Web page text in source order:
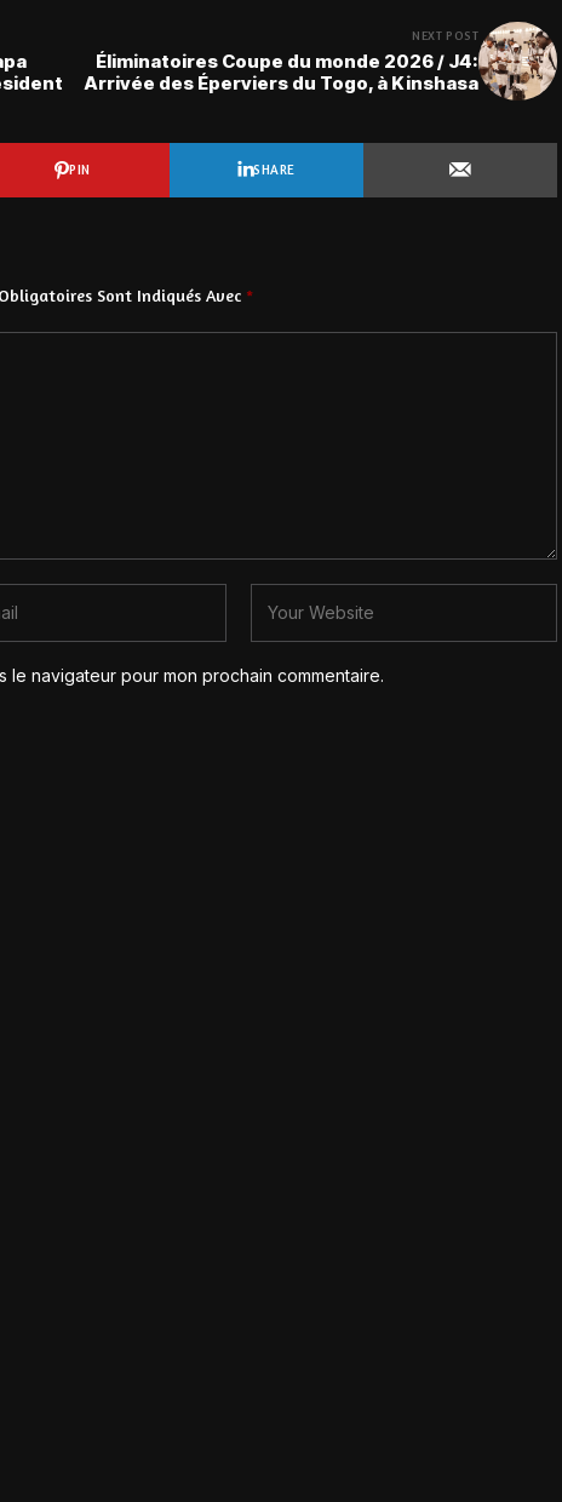
NEXT POST
Éliminatoires Coupe du monde 2026 / J4:
Arrivée des Éperviers du Togo, à Kinshasa
PIN SHARE
Sont Indiqués Avec *
le navigateur pour mon prochain commentaire.